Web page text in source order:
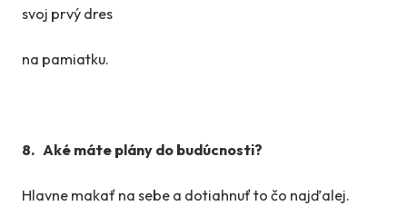
svoj prvý dres
na pamiatku.
8. Aké máte plány do budúcnosti?
Hlavne makať na sebe a dotiahnuť to čo najďalej.